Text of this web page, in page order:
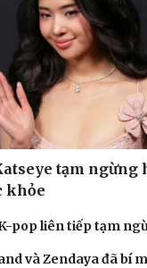
tạm ngừng
khỏe
pop liên tiếp tạm
và Zendaya đã bí